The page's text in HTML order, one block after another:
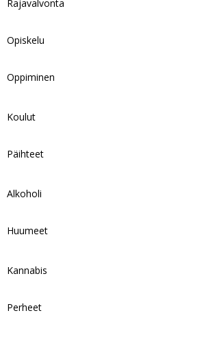
Rajavalvonta
Opiskelu
Oppiminen
Koulut
Päihteet
Alkoholi
Huumeet
Kannabis
Perheet